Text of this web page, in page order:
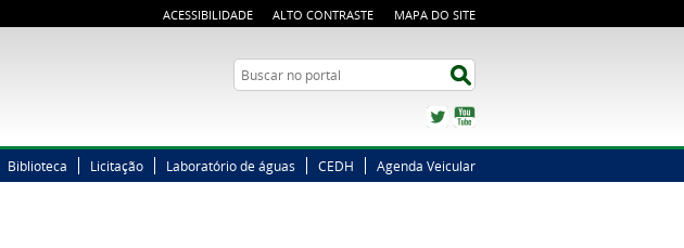
ACESSIBILIDADE ALTO CONTRASTE MAPA DO SITE
Busca
Twitter
Biblioteca Licitação Laboratório de águas CEDH Agenda Veicular